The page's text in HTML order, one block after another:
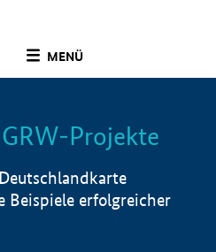
MENÜ
Info
Projekte
Beispiele erfolgreicher